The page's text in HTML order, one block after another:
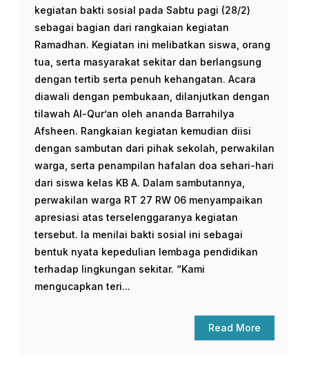
kegiatan bakti sosial pada Sabtu pagi (28/2)
sebagai bagian dari rangkaian kegiatan
Ramadhan. Kegiatan ini melibatkan siswa, orang
tua, serta masyarakat sekitar dan berlangsung
dengan tertib serta penuh kehangatan. Acara
diawali dengan pembukaan, dilanjutkan dengan
tilawah Al-Qur’an oleh ananda Barrahilya
Afsheen. Rangkaian kegiatan kemudian diisi
dengan sambutan dari pihak sekolah, perwakilan
warga, serta penampilan hafalan doa sehari-hari
dari siswa kelas KB A. Dalam sambutannya,
perwakilan warga RT 27 RW 06 menyampaikan
apresiasi atas terselenggaranya kegiatan
tersebut. Ia menilai bakti sosial ini sebagai
bentuk nyata kepedulian lembaga pendidikan
terhadap lingkungan sekitar. “Kami
mengucapkan teri...
Read More